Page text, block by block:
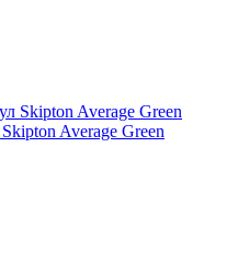
Average Green